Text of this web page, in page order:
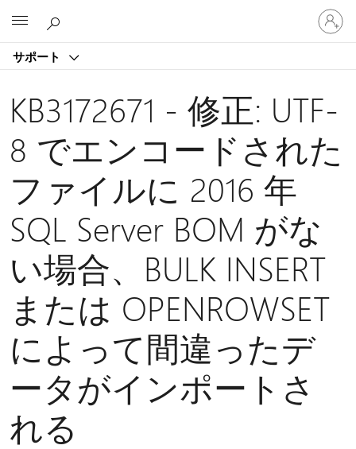
サポート
ア
カ
ウ
サ
イ
ン
イ
KB3172671 - 修正: UTF-
8 でエンコードされた
ファイルに 2016 年
SQL Server BOM がな
い場合、BULK INSERT
または OPENROWSET
によって間違ったデ
ータがインポートさ
れる